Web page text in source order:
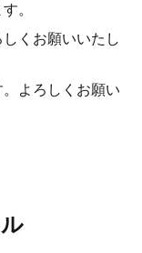
。
くお願いいたし
よろしくお願い